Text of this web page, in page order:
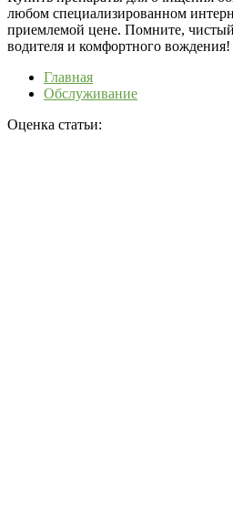
любом специализированном
приемлемой цене. Помните, чистый
водителя и комфортного вождения!
Главная
Обслуживание
Оценка статьи: